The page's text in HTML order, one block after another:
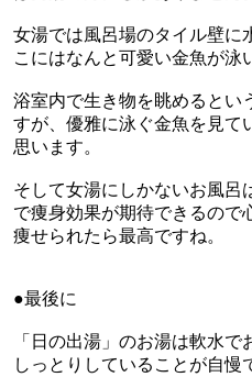
女湯では風呂場のタイル壁に
こにはなんと可愛い金魚が泳
浴室内で生き物を眺めるとい
すが、優雅に泳ぐ金魚を見て
思います。
そして女湯にしかないお風呂
で痩身効果が期待できるので
痩せられたら最高ですね。
●最後に
「日の出湯」のお湯は軟水
しっとりしていることが自慢